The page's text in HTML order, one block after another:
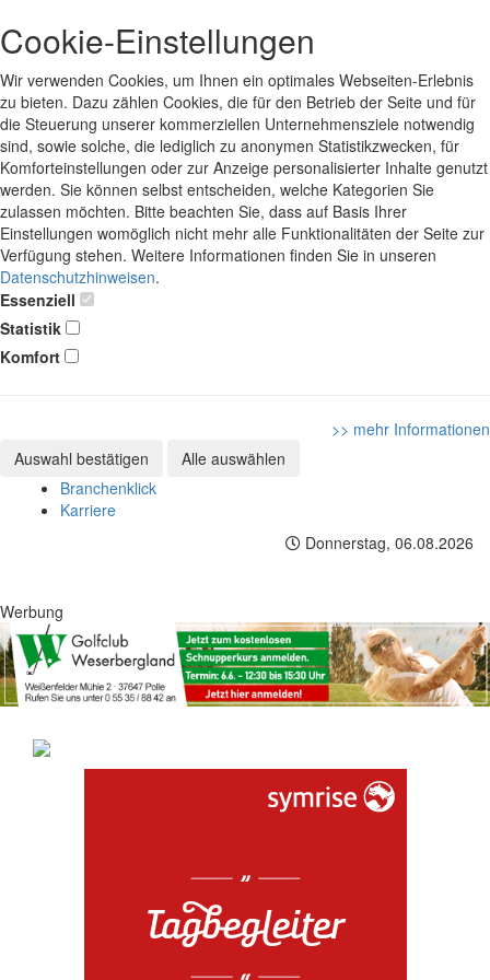
Cookie-Einstellungen
Wir verwenden Cookies, um Ihnen ein optimales Webseiten-Erlebnis
zu bieten. Dazu zählen Cookies, die für den Betrieb der Seite und für
die Steuerung unserer kommerziellen Unternehmensziele notwendig
sind, sowie solche, die lediglich zu anonymen Statistikzwecken, für
Komforteinstellungen oder zur Anzeige personalisierter Inhalte genutzt
werden. Sie können selbst entscheiden, welche Kategorien Sie
zulassen möchten. Bitte beachten Sie, dass auf Basis Ihrer
Einstellungen womöglich nicht mehr alle Funktionalitäten der Seite zur
Verfügung stehen. Weitere Informationen finden Sie in unseren
Datenschutzhinweisen.
Essenziell
Statistik
Komfort
>> mehr Informationen
Auswahl bestätigen
Alle auswählen
Branchenklick
Karriere
Donnerstag, 06.08.2026
Werbung